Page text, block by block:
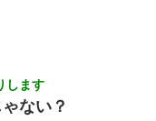
害のオッサンがい
します
ない？